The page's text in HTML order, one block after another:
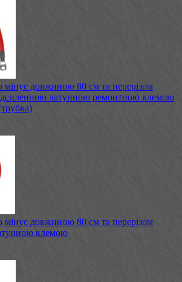
довжиною 80 см та перерізом
латунною ремонтною клемою
довжиною 80 см та перерізом
клемою